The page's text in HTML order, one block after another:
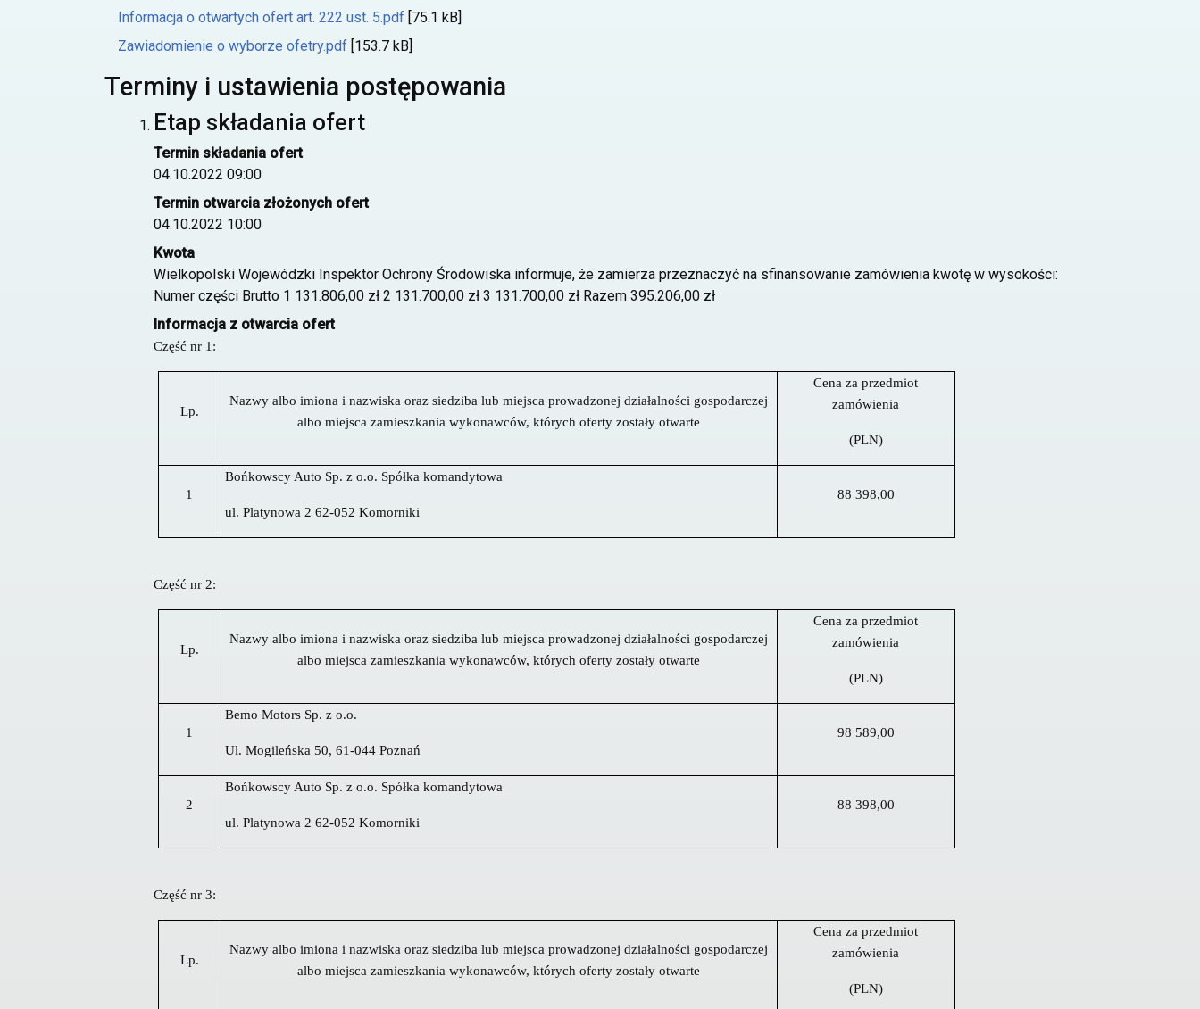
Informacja o otwartych ofert art. 222 ust. 5.pdf [75.1 kB]
Zawiadomienie o wyborze ofetry.pdf [153.7 kB]
Terminy i ustawienia postępowania
Etap składania ofert
Termin składania ofert
04.10.2022 09:00
Termin otwarcia złożonych ofert
04.10.2022 10:00
Kwota
Wielkopolski Wojewódzki Inspektor Ochrony Środowiska informuje, że zamierza przeznaczyć na sfinansowanie zamówienia kwotę w wysokości:
Numer części Brutto 1 131.806,00 zł 2 131.700,00 zł 3 131.700,00 zł Razem 395.206,00 zł
Informacja z otwarcia ofert
Część nr 1:
Lp.
Nazwy albo imiona i nazwiska oraz siedziba lub miejsca prowadzonej działalności gospodarczej
albo miejsca zamieszkania wykonawców, których oferty zostały otwarte
Cena za przedmiot
zamówienia
(PLN)
1
Bońkowscy Auto Sp. z o.o. Spółka komandytowa
ul. Platynowa 2 62-052 Komorniki
88 398,00
Część nr 2:
Lp.
Nazwy albo imiona i nazwiska oraz siedziba lub miejsca prowadzonej działalności gospodarczej
albo miejsca zamieszkania wykonawców, których oferty zostały otwarte
Cena za przedmiot
zamówienia
(PLN)
1
Bemo Motors Sp. z o.o.
Ul. Mogileńska 50, 61-044 Poznań
98 589,00
2
Bońkowscy Auto Sp. z o.o. Spółka komandytowa
ul. Platynowa 2 62-052 Komorniki
88 398,00
Część nr 3:
Lp.
Nazwy albo imiona i nazwiska oraz siedziba lub miejsca prowadzonej działalności gospodarczej
albo miejsca zamieszkania wykonawców, których oferty zostały otwarte
Cena za przedmiot
zamówienia
(PLN)